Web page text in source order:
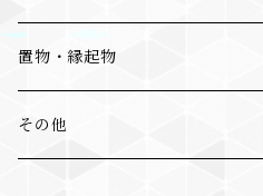
置物・縁起物
その他